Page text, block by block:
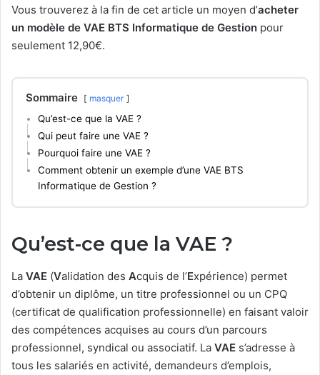
Vous trouverez à la fin de cet article un moyen d’acheter
un modèle de VAE BTS Informatique de Gestion pour
seulement 12,90€.
Sommaire masquer
Qu’est-ce que la VAE ?
Qui peut faire une VAE ?
Pourquoi faire une VAE ?
Comment obtenir un exemple d’une VAE BTS
Informatique de Gestion ?
Qu’est-ce que la VAE ?
La VAE (Validation des Acquis de l’Expérience) permet
d’obtenir un diplôme, un titre professionnel ou un CPQ
(certificat de qualification professionnelle) en faisant valoir
des compétences acquises au cours d’un parcours
professionnel, syndical ou associatif. La VAE s’adresse à
tous les salariés en activité, demandeurs d’emplois,